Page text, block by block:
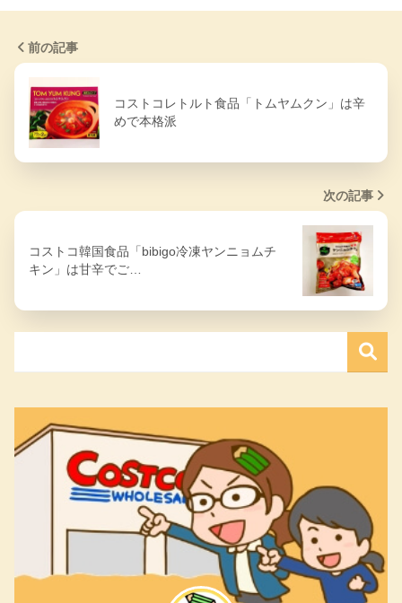
前の記事
コストコレトルト食品「トムヤムクン」は辛
めで本格派
次の記事
コストコ韓国食品「bibigo冷凍ヤンニョムチ
キン」は甘辛でご…